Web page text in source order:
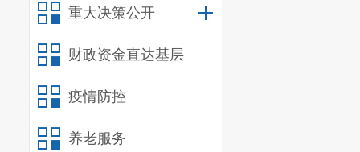
重大决策公开
财政资金直达基层
疫情防控
养老服务